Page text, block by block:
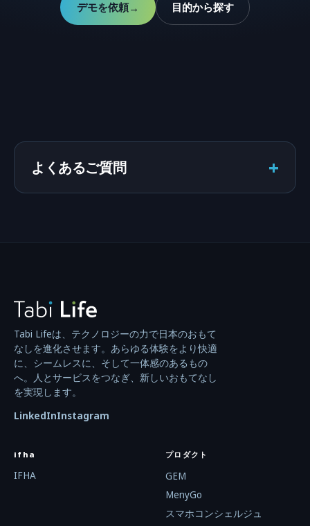
デモを依頼→ 目的から探す
よくあるご質問 +
Tabi Lifeは、テクノロジーの力で日本のおもて
なしを進化させます。あらゆる体験をより快適
に、シームレスに、そして一体感のあるもの
へ。人とサービスをつなぎ、新しいおもてなし
を実現します。
LinkedInInstagram
ifha
IFHA
プロダクト
GEM
MenyGo
スマホコンシェルジュ